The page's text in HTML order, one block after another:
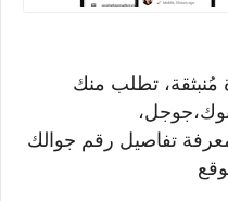
تطلب منك
تفاصيل رقم جوالك